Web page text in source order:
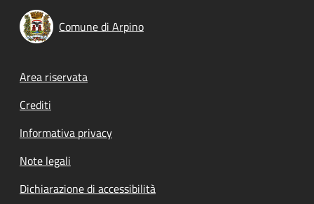
Comune di Arpino
Footer menu
Area riservata
Crediti
Informativa privacy
Note legali
Dichiarazione di accessibilità